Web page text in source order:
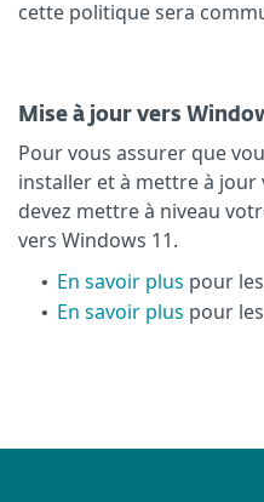
cette politique sera
Mise à jour vers
Pour vous assurer que
installer et à mettre à jour
devez mettre à niveau
vers Windows 11.
• En savoir plus pour
• En savoir plus pour